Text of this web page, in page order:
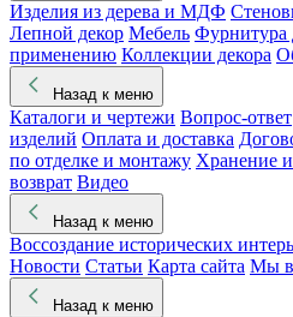
Изделия из дерева и МДФ
Лепной декор Мебель Фурнитура
применению Коллекции декора
Назад к меню
Каталоги и чертежи Вопрос-ответ
изделий Оплата и доставка
по отделке и монтажу Хранение
возврат Видео
Назад к меню
Воссоздание исторических
Новости Статьи Карта сайта Мы
Назад к меню